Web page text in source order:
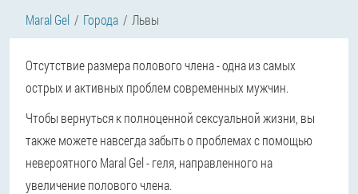
Maral Gel Города Львы
Отсутствие размера полового члена - одна из самых
острых и активных проблем современных мужчин.
Чтобы вернуться к полноценной сексуальной жизни, вы
также можете навсегда забыть о проблемах с помощью
невероятного Maral Gel - геля, направленного на
увеличение полового члена.